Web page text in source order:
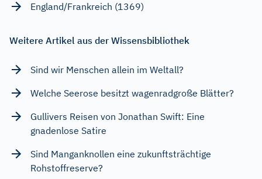
England/Frankreich (1369)
Weitere Artikel aus der Wissensbibliothek
Sind wir Menschen allein im Weltall?
Welche Seerose besitzt wagenradgroße Blätter?
Gullivers Reisen von Jonathan Swift: Eine
gnadenlose Satire
Sind Manganknollen eine zukunftsträchtige
Rohstoffreserve?